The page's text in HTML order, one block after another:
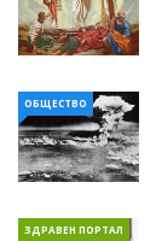
ОБЩЕСТВО
ЗДРАВЕН ПОРТАЛ